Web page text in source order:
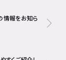
情報をお知ら